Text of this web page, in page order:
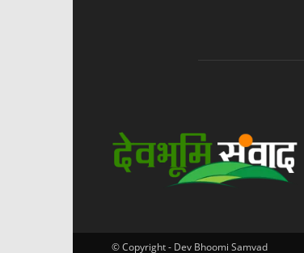
© Copyright - Dev Bhoomi Samvad